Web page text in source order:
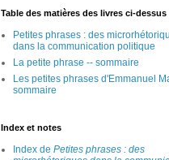
Table des matières des livres ci-dessus
Petites phrases : des
dans la communication politique
La petite phrase -- sommaire
Les petites phrases d'Emmanuel
sommaire
Index et notes
Index de Petites phrases : des